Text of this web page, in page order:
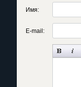
Имя:
E-mail: